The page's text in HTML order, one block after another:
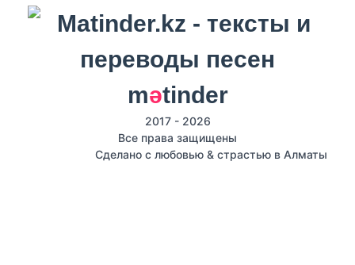
mәtinder
2017 - 2026
Все права защищены
Сделано с любовью & страстью в Алматы